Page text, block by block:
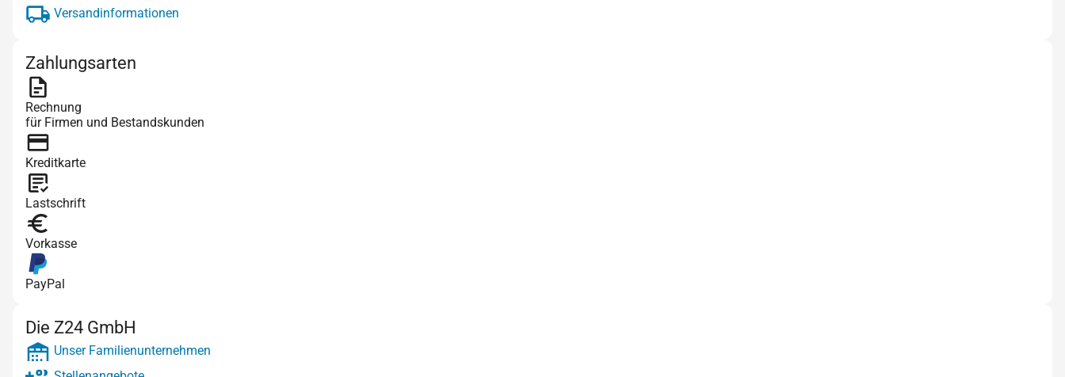
Versandinformationen
Zahlungsarten
Rechnung
für Firmen und Bestandskunden
Kreditkarte
Lastschrift
Vorkasse
PayPal
Die Z24 GmbH
Unser Familienunternehmen